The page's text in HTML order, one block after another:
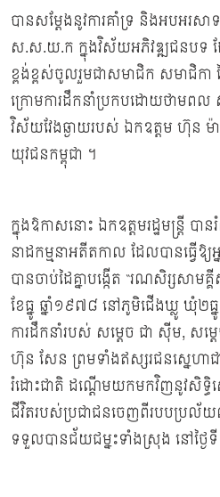
បានសម្ដែងនូវការគាំទ្រ និងអបអរសា
ស.ស.យ.ក ក្នុងវិស័យអភិវឌ្ឍជនបទ
ខ្ពង់ខ្ពស់ចូលរួមជាសមាជិក សមាជិក
ក្រោមការដឹកនាំប្រកបដោយថាមពល
វិស័យវែងឆ្ងាយរបស់ ឯកឧត្តម ហ៊ុន
យុវជនកម្ពុជា ។
ក្នុងឱកាសនោះ ឯកឧត្តមរដ្ឋមន្ដ្រី
នាដកម្មនាអតីតកាល ដែលបានធ្វើឱ្
បានចាប់ដៃគ្នាបង្កើត “រណសិរ្សសាមគ្
ខែធ្នូ ឆ្នាំ១៩៧៨ នៅភូមិជើងឃ្លូ ឃុំ២ធ្
ការដឹកនាំរបស់ សម្តេច ជា ស៊ីម, សម្
ហ៊ុន សែន ព្រមទាំងឥស្សរជនស្នេហាជា
រំដោះជាតិ ដណ្តើមយកមកវិញនូវសិទ្ធិ
ជីវិតរបស់ប្រជាជនចេញពីរបបប្រ
ទទួលបានជ័យជម្នះទាំងស្រុង នៅថ្ងៃ